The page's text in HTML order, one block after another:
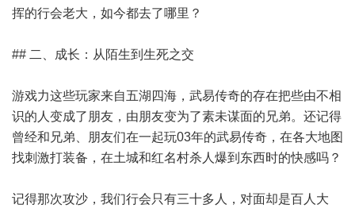
挥的行会老大，如今都去了哪里？
## 二、成长：从陌生到生死之交
游戏力这些玩家来自五湖四海，武易传奇的存在把些由不相
识的人变成了朋友，由朋友变为了素未谋面的兄弟。还记得
曾经和兄弟、朋友们在一起玩03年的武易传奇，在各大地图
找刺激打装备，在土城和红名村杀人爆到东西时的快感吗？
记得那次攻沙，我们行会只有三十多人，对面却是百人大